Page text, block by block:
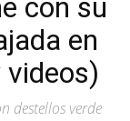
con su
en
destellos verde